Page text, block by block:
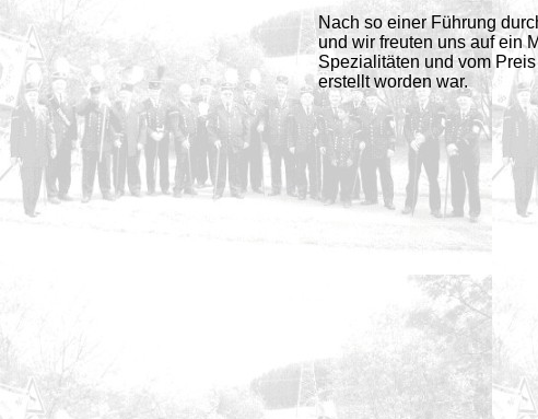
Nach so einer Führung
und wir freuten uns auf ein
Spezialitäten und vom
erstellt worden war.